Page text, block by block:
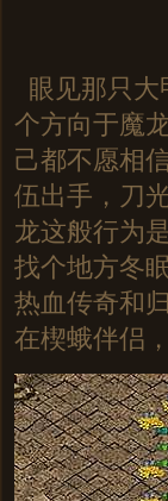
眼见那只大
个方向于魔
己都不愿相
伍出手，刀
龙这般行为
找个地方冬
热血传奇和
在楔蛾伴侣